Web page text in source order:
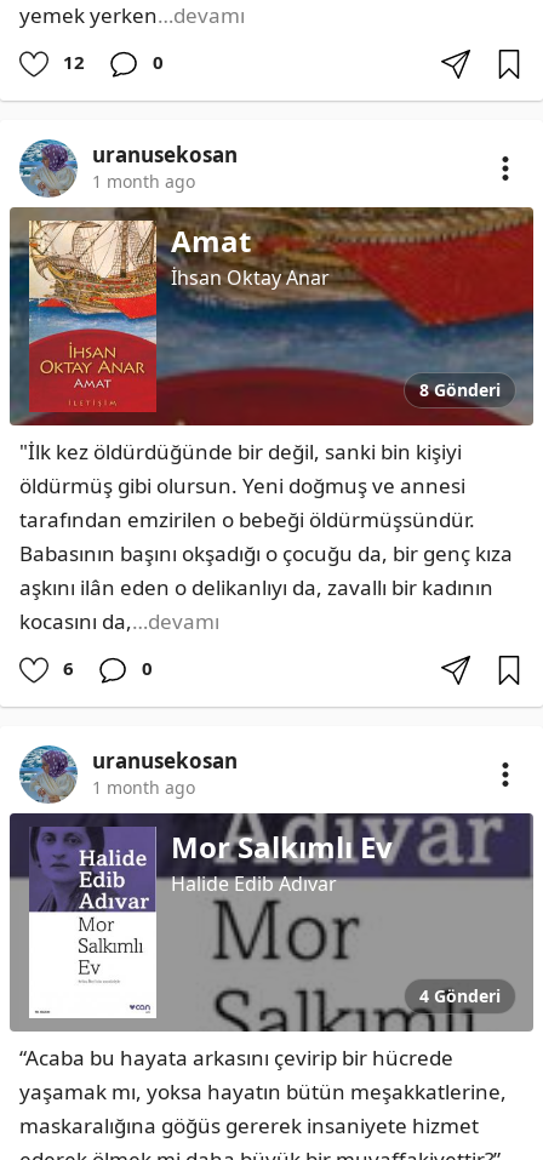
yemek yerken…devamı
12 0
uranusekosan
1 month ago
Amat
İhsan Oktay Anar
8 Gönderi
"İlk kez öldürdüğünde bir değil, sanki bin kişiyi
öldürmüş gibi olursun. Yeni doğmuş ve annesi
tarafından emzirilen o bebeği öldürmüşsündür.
Babasının başını okşadığı o çocuğu da, bir genç kıza
aşkını ilân eden o delikanlıyı da, zavallı bir kadının
kocasını da,…devamı
6 0
uranusekosan
1 month ago
Mor Salkımlı Ev
Halide Edib Adıvar
4 Gönderi
“Acaba bu hayata arkasını çevirip bir hücrede
yaşamak mı, yoksa hayatın bütün meşakkatlerine,
maskaralığına göğüs gererek insaniyete hizmet